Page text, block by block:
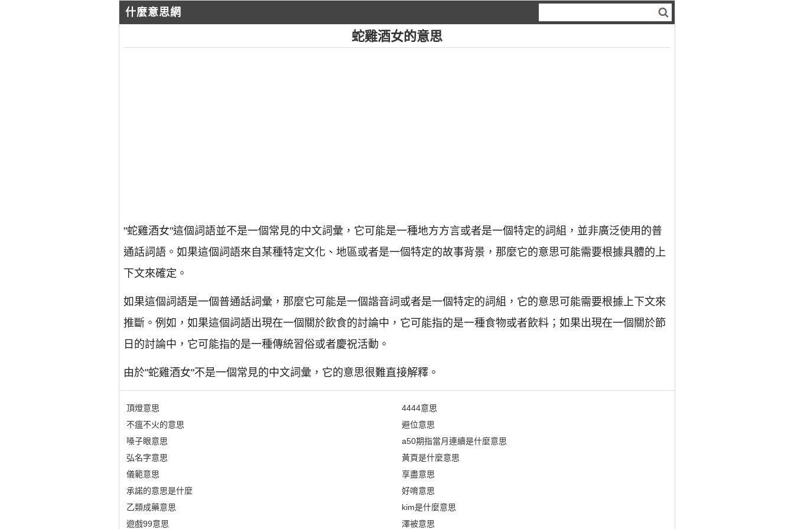
什麼意思網
蛇雞酒女的意思
"蛇雞酒女"這個詞語並不是一個常見的中文詞彙，它可能是一種地方方言或者是一個特定的詞組，並非廣泛使用的普
通話詞語。如果這個詞語來自某種特定文化、地區或者是一個特定的故事背景，那麼它的意思可能需要根據具體的上
下文來確定。
如果這個詞語是一個普通話詞彙，那麼它可能是一個諧音詞或者是一個特定的詞組，它的意思可能需要根據上下文來
推斷。例如，如果這個詞語出現在一個關於飲食的討論中，它可能指的是一種食物或者飲料；如果出現在一個關於節
日的討論中，它可能指的是一種傳統習俗或者慶祝活動。
由於"蛇雞酒女"不是一個常見的中文詞彙，它的意思很難直接解釋。
頂燈意思
不瘟不火的意思
嗓子眼意思
弘名字意思
儀範意思
承諾的意思是什麼
乙類成藥意思
遊戲99意思
4444意思
避位意思
a50期指當月連續是什麼意思
黃頁是什麼意思
享盡意思
好唷意思
kim是什麼意思
澤被意思